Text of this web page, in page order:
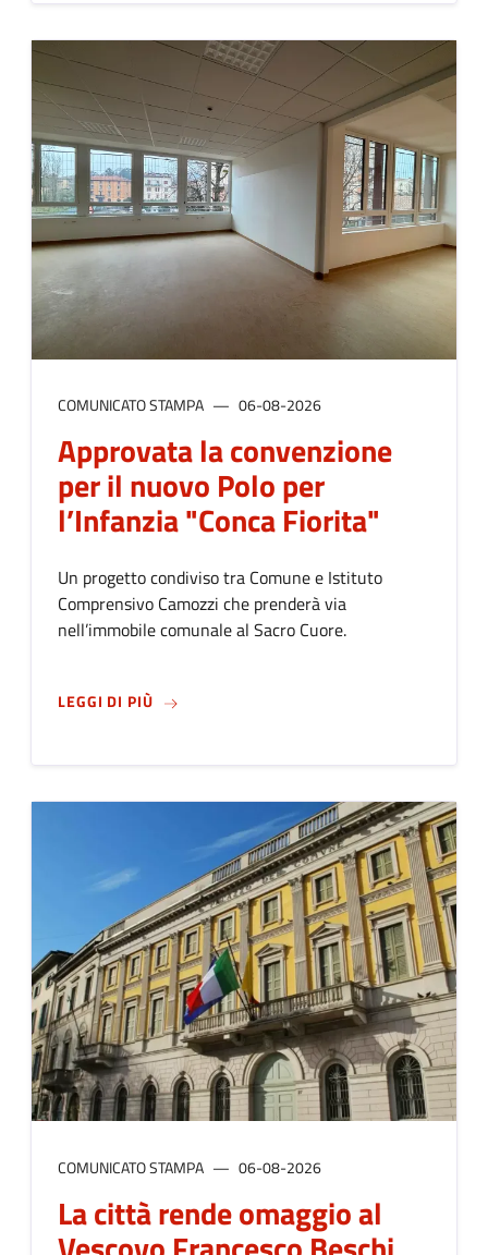
COMUNICATO STAMPA 06-08-2026
Approvata la convenzione
per il nuovo Polo per
l’Infanzia "Conca Fiorita"
Un progetto condiviso tra Comune e Istituto
Comprensivo Camozzi che prenderà via
nell’immobile comunale al Sacro Cuore.
LEGGI DI PIÙSUAPPROVATA LA CONVENZIONE PER IL
COMUNICATO STAMPA 06-08-2026
La città rende omaggio al